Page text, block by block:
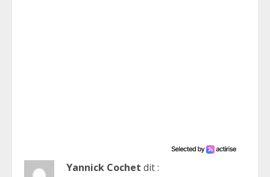
Yannick Cochet dit :